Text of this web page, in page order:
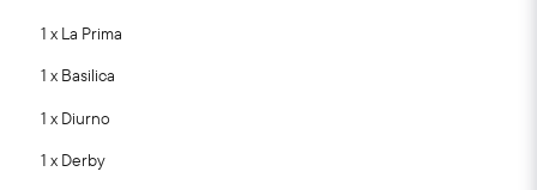
1 x La Prima
1 x Basilica
1 x Diurno
1 x Derby